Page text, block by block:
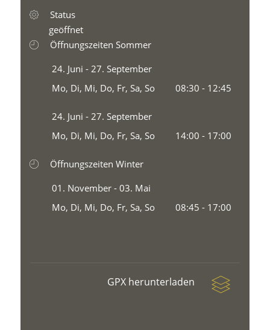
Status
geöffnet
Öffnungszeiten Sommer
24. Juni - 27. September
Mo, Di, Mi, Do, Fr, Sa, So
08:30 - 12:45
24. Juni - 27. September
Mo, Di, Mi, Do, Fr, Sa, So
14:00 - 17:00
Öffnungszeiten Winter
01. November - 03. Mai
Mo, Di, Mi, Do, Fr, Sa, So
08:45 - 17:00
GPX herunterladen